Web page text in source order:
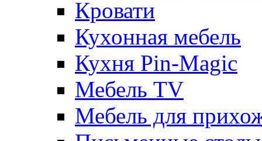
Кровати
Кухонная мебель
Кухня Pin-Magic
Мебель TV
Мебель для